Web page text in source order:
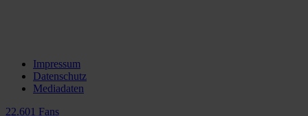
Impressum
Datenschutz
Mediadaten
22.601 Fans